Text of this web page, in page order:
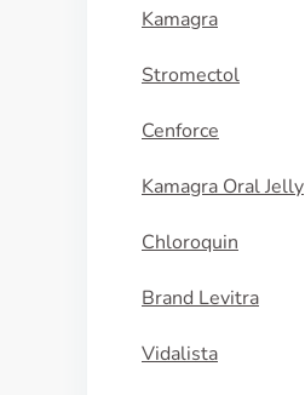
Kamagra
Stromectol
Cenforce
Kamagra Oral Jelly
Chloroquin
Brand Levitra
Vidalista